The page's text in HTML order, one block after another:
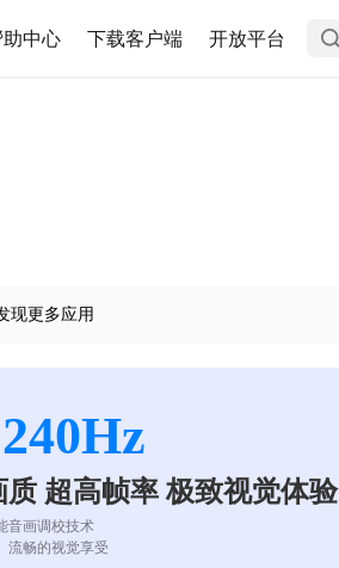
中心 下载客户端 开放平台
现更多应用
质 超高帧率 极致视觉体验
音画调校技术
流畅的视觉享受